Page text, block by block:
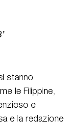
stanno
le Filippine,
e
e la redazione